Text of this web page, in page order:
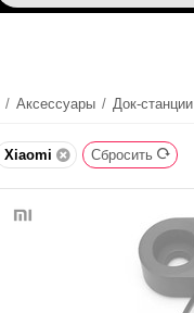
/ Аксессуары / Док-станции
Xiaomi Сбросить